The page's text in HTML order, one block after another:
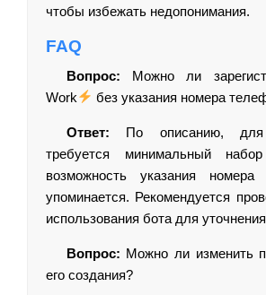
чтобы избежать недопонимания.
FAQ
Вопрос: Можно ли
Work
без указания номера
Ответ: По описанию, для
требуется минимальный
возможность указания
упоминается. Рекомендуется
использования бота для
Вопрос: Можно ли изменить
его создания?